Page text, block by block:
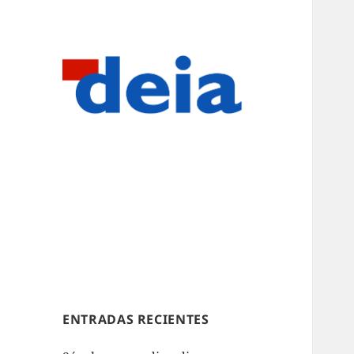
ENTRADAS RECIENTES